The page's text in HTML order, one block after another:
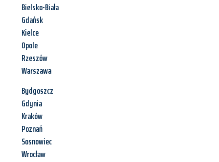
Bielsko-Biała
Gdańsk
Kielce
Opole
Rzeszów
Warszawa
Bydgoszcz
Gdynia
Kraków
Poznań
Sosnowiec
Wrocław